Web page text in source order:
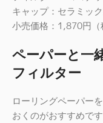
キャップ：セラミッ
小売価格：1,870円（
ペーパーと一
フィルター
ローリングペーパー
おくのがおすすめです